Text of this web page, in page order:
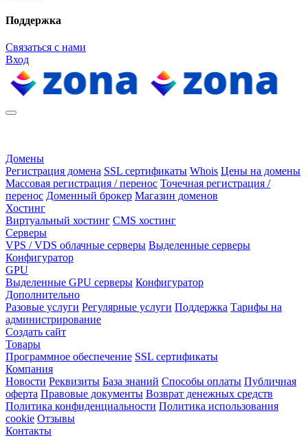
Поддержка
Связаться с нами
Вход
Домены
Регистрация домена SSL сертификаты Whois Цены на домены
Массовая регистрация / перенос Точечная регистрация /
перенос Доменный брокер Магазин доменов
Хостинг
Виртуальный хостинг CMS хостинг
Серверы
VPS / VDS облачные серверы Выделенные серверы
Конфигуратор
GPU
Выделенные GPU серверы Конфигуратор
Дополнительно
Разовые услуги Регулярные услуги Поддержка Тарифы на
администрирование
Создать сайт
Товары
Программное обеспечение SSL сертификаты
Компания
Новости Реквизиты База знаний Способы оплаты Публичная
оферта Правовые документы Возврат денежных средств
Политика конфиденциальности Политика использования
cookie Отзывы
Контакты